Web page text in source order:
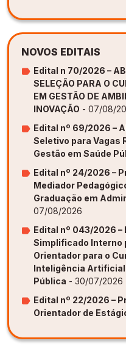
NOVOS EDITAIS
Edital n 70/2026 –
SELEÇÃO PARA O
EM GESTÃO DE
INOVAÇÃO - 07/08/
Edital nº 69/2026 –
Seletivo para Vagas
Gestão em Saúde
Edital nº 24/2026 –
Mediador
Graduação em
07/08/2026
Edital nº 043/2026
Simplificado Interno
Orientador para o
Inteligência
Pública - 30/07/2026
Edital nº 22/2026 –
Orientador de